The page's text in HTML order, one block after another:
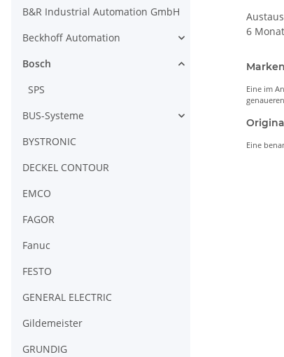
6
Eine im
Eine
B&R Industrial Automation GmbH
Beckhoff Automation
Bosch
SPS
BUS-Systeme
BYSTRONIC
DECKEL CONTOUR
EMCO
FAGOR
Fanuc
FESTO
GENERAL ELECTRIC
Gildemeister
GRUNDIG